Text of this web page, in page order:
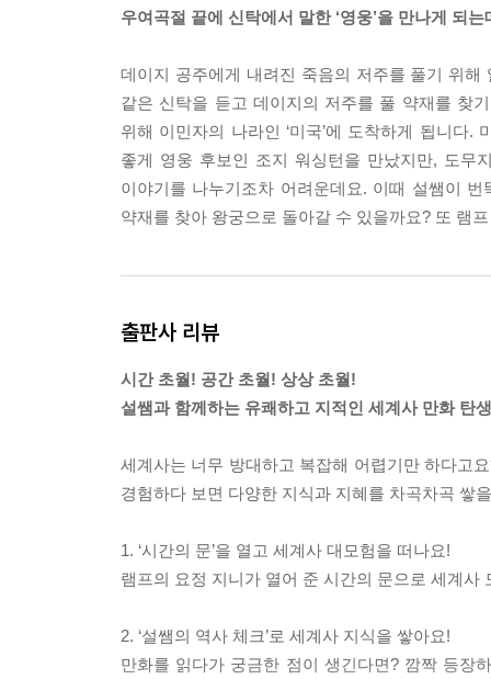
우여곡절 끝에 신탁에서 말한 ‘영웅’을 만나게 되는
데이지 공주에게 내려진 죽음의 저주를 풀기 위
같은 신탁을 듣고 데이지의 저주를 풀 약재를 찾
위해 이민자의 나라인 ‘미국’에 도착하게 됩니다
좋게 영웅 후보인 조지 워싱턴을 만났지만, 도무
이야기를 나누기조차 어려운데요. 이때 설쌤이
약재를 찾아 왕궁으로 돌아갈 수 있을까요? 또 램
출판사 리뷰
시간 초월! 공간 초월! 상상 초월!
설쌤과 함께하는 유쾌하고 지적인 세계사 만화 탄
세계사는 너무 방대하고 복잡해 어렵기만 하다고
경험하다 보면 다양한 지식과 지혜를 차곡차곡 쌓
1. ‘시간의 문’을 열고 세계사 대모험을 떠나요!
램프의 요정 지니가 열어 준 시간의 문으로 세계
2. ‘설쌤의 역사 체크’로 세계사 지식을 쌓아요!
만화를 읽다가 궁금한 점이 생긴다면? 깜짝 등장